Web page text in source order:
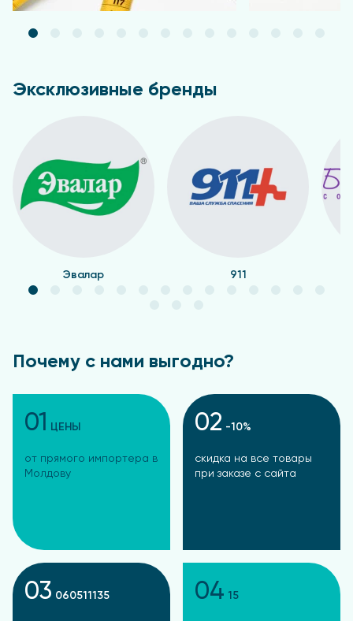
Эксклюзивные бренды
Эвалар 911
Почему с нами выгодно?
01 ЦЕНЫ
от прямого импортера в
Молдову
02 -10%
скидка на все товары
при заказе с сайта
03 060511135 04 15